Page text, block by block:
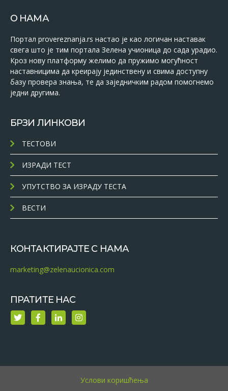
О НАМА
Портал provereznanja.rs настао је као логичан наставак
свега што је тим портала Зелена учионица до сада урадио.
Кроз нову платформу желимо да пружимо могућност
наставницима да креирају јединствену и свима доступну
базу провера знања, те да заједничким радом помогнемо
једни другима.
БРЗИ ЛИНКОВИ
ТЕСТОВИ
ИЗРАДИ ТЕСТ
УПУТСТВО ЗА ИЗРАДУ ТЕСТА
ВЕСТИ
КОНТАКТИРАЈТЕ С НАМА
marketing@zelenaucionica.com
ПРАТИТЕ НАС
Услови коришћења